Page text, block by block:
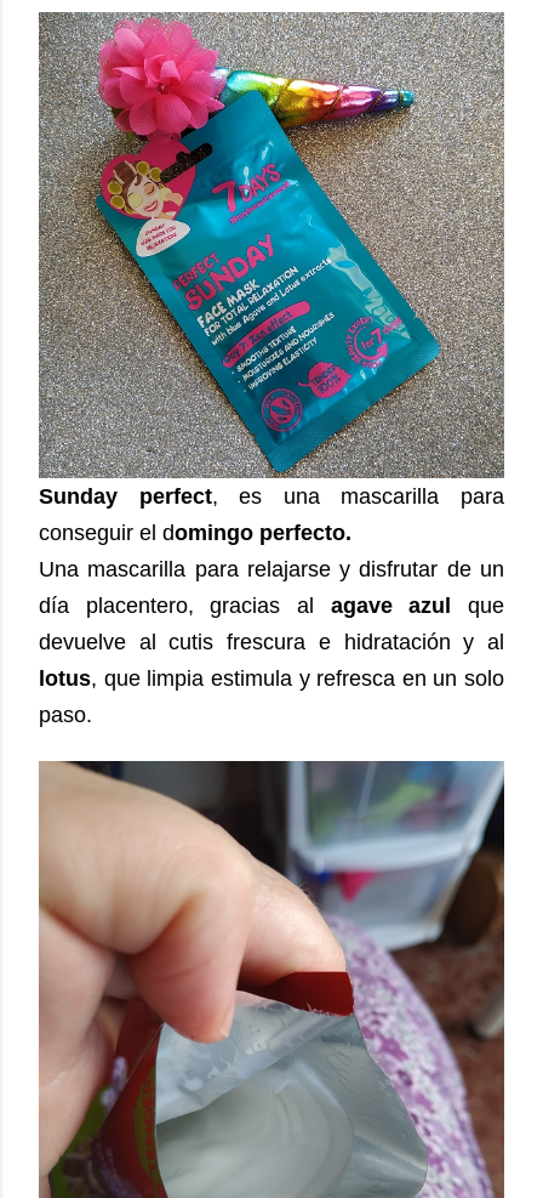
Sunday perfect, es una mascarilla para
conseguir el domingo perfecto.
Una mascarilla para relajarse y disfrutar de un
día placentero, gracias al agave azul que
devuelve al cutis frescura e hidratación y al
lotus, que limpia estimula y refresca en un solo
paso.